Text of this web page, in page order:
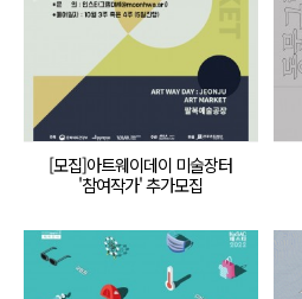
[모집]아트웨이데이 미술장터
'참여작가' 추가모집